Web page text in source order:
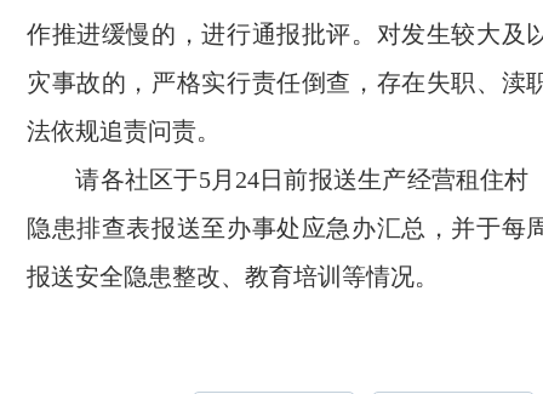
作推进缓慢的，进行通报批评。对发生较大及
灾事故的，严格实行责任倒查，存在失职、渎
法依规追责问责。
请各社区于5月24日前报送生产经营租住村
隐患排查表报送至办事处应急办汇总，并于每
报送安全隐患整改、教育培训等情况。